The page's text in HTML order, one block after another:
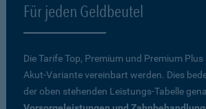
Für jeden Geldbeutel
Die Tarife Top, Premium und Premium
Akut-Variante vereinbart werden. Dies
der oben stehenden Leistungs-Tabelle